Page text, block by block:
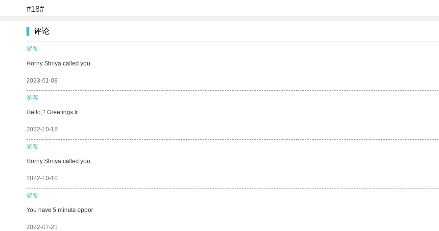
#18#
评论
游客
Horny Shriya called you
2023-01-08
游客
Hello,? Greetings fr
2022-10-18
游客
Horny Shriya called you
2022-10-10
游客
You have 5 minute oppor
2022-07-21